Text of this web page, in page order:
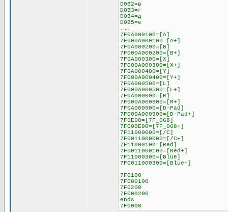
D0B2=в
D0B3=г
D0B4=д
D0B5=е
...
7F0A000100=[A]
7F000A000100=[A+]
7F0A000200=[B]
7F000A000200=[B+]
7F0A000300=[X]
7F000A000300=[X+]
7F0A000400=[Y]
7F000A000400=[Y+]
7F0A000500=[L]
7F000A000500=[L+]
7F0A000600=[R]
7F000A000600=[R+]
7F0A000900=[D-Pad]
7F000A000900=[D-Pad+]
7F0E00=[7F_068]
7F000E00=[7F_068+]
7F11000000=[/C]
7F0011000000=[/C+]
7F11000100=[Red]
7F0011000100=[Red+]
7F11000300=[Blue]
7F0011000300=[Blue+]
7F0100
7F000100
7F0200
7F000200
ends
7F0000